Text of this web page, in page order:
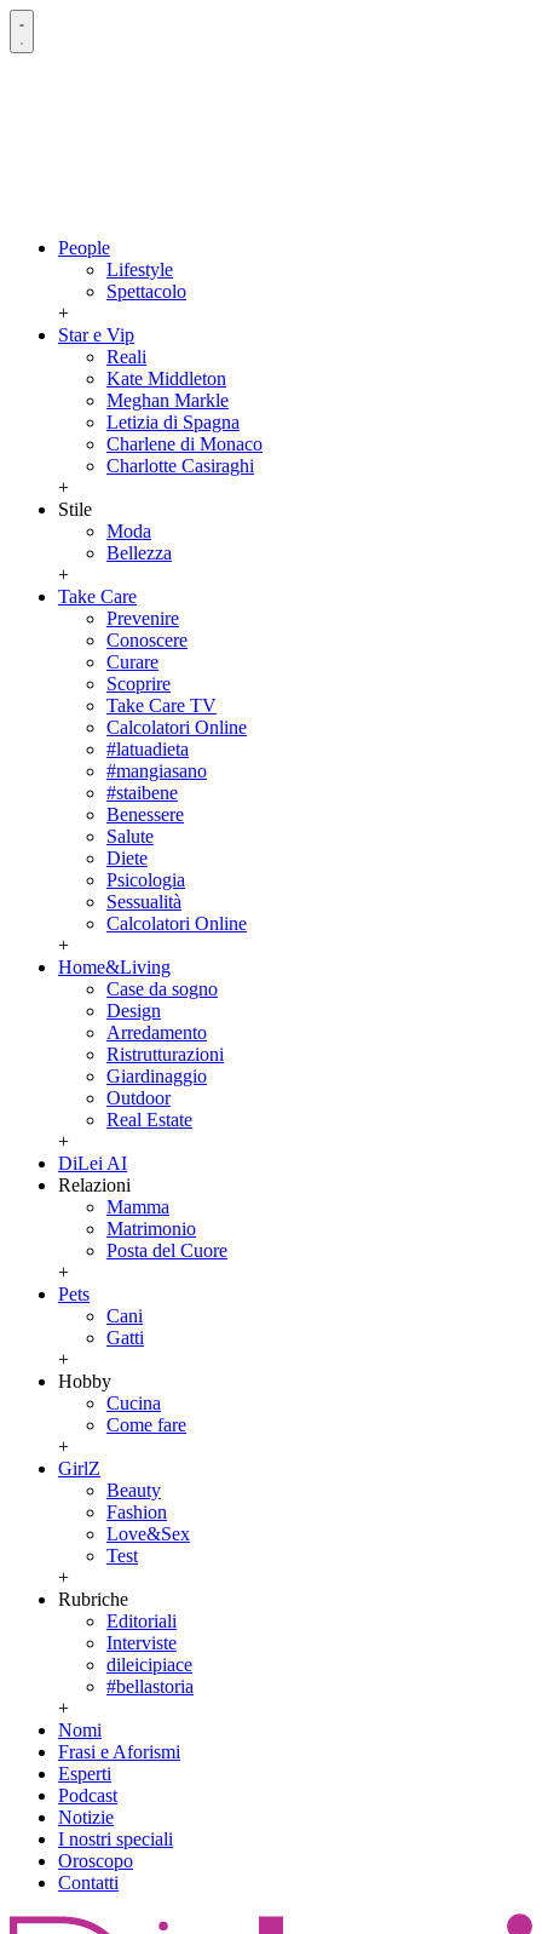
People
Lifestyle
Spettacolo
+
Star e Vip
Reali
Kate Middleton
Meghan Markle
Letizia di Spagna
Charlene di Monaco
Charlotte Casiraghi
+
Stile
Moda
Bellezza
+
Take Care
Prevenire
Conoscere
Curare
Scoprire
Take Care TV
Calcolatori Online
#latuadieta
#mangiasano
#staibene
Benessere
Salute
Diete
Psicologia
Sessualità
Calcolatori Online
+
Home&Living
Case da sogno
Design
Arredamento
Ristrutturazioni
Giardinaggio
Outdoor
Real Estate
+
DiLei AI
Relazioni
Mamma
Matrimonio
Posta del Cuore
+
Pets
Cani
Gatti
+
Hobby
Cucina
Come fare
+
GirlZ
Beauty
Fashion
Love&Sex
Test
+
Rubriche
Editoriali
Interviste
dileicipiace
#bellastoria
+
Nomi
Frasi e Aforismi
Esperti
Podcast
Notizie
I nostri speciali
Oroscopo
Contatti